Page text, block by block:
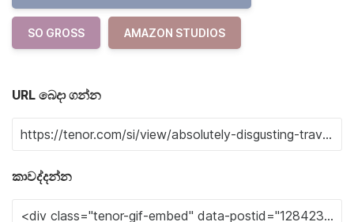
SO GROSS AMAZON STUDIOS
URL බෙදා ගන්න
කාවද්දන්න